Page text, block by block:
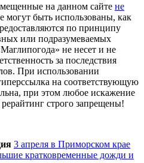
на данном сайте не
могут быть использованы, как
по принципу
или подразумеваемых
не несет и не
за последствия
При использовании
на соответствующую
при этом любое искажение
строго запрещены!
3 апреля в Приморском крае
кратковременные дожди и